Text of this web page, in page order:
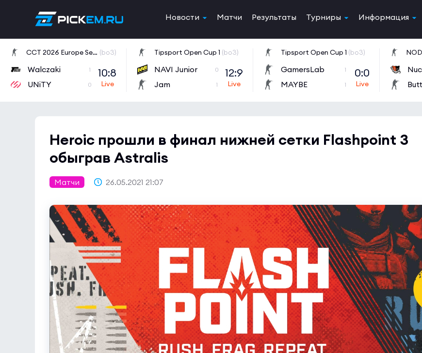
Новости Матчи Результаты Турниры Информация
CCT 2026 Europe Series 6 (bo3)
Walczaki 1
UNiTY 0
10:8
Tipsport Open Cup 1 (bo3)
NAVI Junior 0
Jam 1
12:9
Tipsport Open Cup 1 (bo3)
GamersLab 1
MAYBE 1
0:0
Heroic прошли в финал нижней сетки Flashpoint 3
обыграв Astralis
Матчи 26.05.2021 21:07